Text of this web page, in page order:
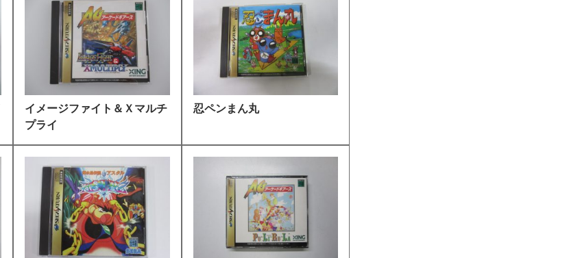
イメージファイト＆Ｘマルチ
プライ
忍ペンまん丸